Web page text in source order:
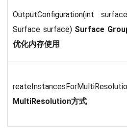
OutputConfiguration(int
Surface surface) Surface
优化内存使用
MultiResolution方式